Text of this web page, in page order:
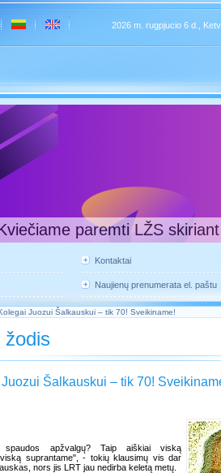
2026 m. rugpjucio 6 d.,
paremti LŽS
Kontaktai
Naujienų prenumerata el. paštu
Juozui Šalkauskui – tik 70! Sveikiname!
žodis
Šalkauskui – tik 70!
spaudos apžvalgų? Taip aiškiai viską
suprantame", - tokių klausimų vis dar
nors jis LRT jau nedirba keletą metų.